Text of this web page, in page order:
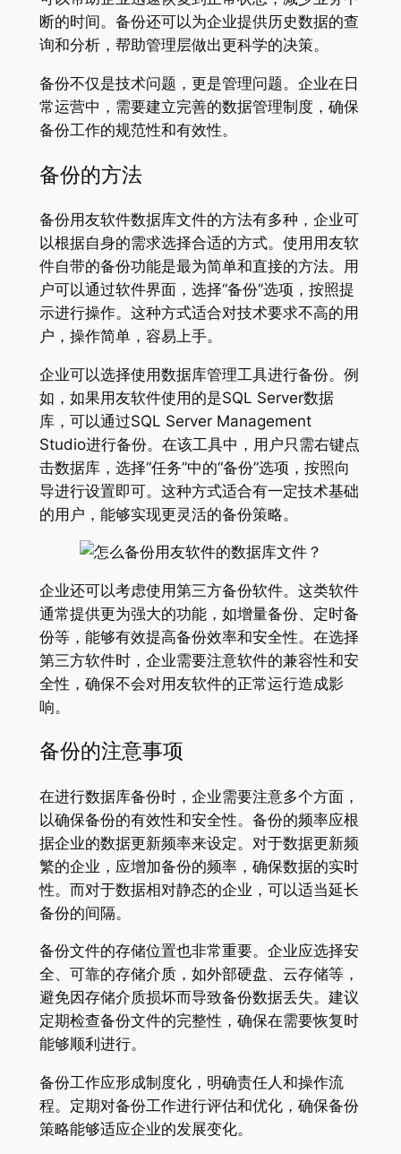
断的时间。备份还可以为企业提供历史数据的查
询和分析，帮助管理层做出更科学的决策。
备份不仅是技术问题，更是管理问题。企业在日
常运营中，需要建立完善的数据管理制度，确保
备份工作的规范性和有效性。
备份的方法
备份用友软件数据库文件的方法有多种，企业可
以根据自身的需求选择合适的方式。使用用友软
件自带的备份功能是最为简单和直接的方法。用
户可以通过软件界面，选择“备份”选项，按照提
示进行操作。这种方式适合对技术要求不高的用
户，操作简单，容易上手。
企业可以选择使用数据库管理工具进行备份。例
如，如果用友软件使用的是SQL Server数据
库，可以通过SQL Server Management
Studio进行备份。在该工具中，用户只需右键点
击数据库，选择“任务”中的“备份”选项，按照向
导进行设置即可。这种方式适合有一定技术基础
的用户，能够实现更灵活的备份策略。
企业还可以考虑使用第三方备份软件。这类软件
通常提供更为强大的功能，如增量备份、定时备
份等，能够有效提高备份效率和安全性。在选择
第三方软件时，企业需要注意软件的兼容性和安
全性，确保不会对用友软件的正常运行造成影
响。
备份的注意事项
在进行数据库备份时，企业需要注意多个方面，
以确保备份的有效性和安全性。备份的频率应根
据企业的数据更新频率来设定。对于数据更新频
繁的企业，应增加备份的频率，确保数据的实时
性。而对于数据相对静态的企业，可以适当延长
备份的间隔。
备份文件的存储位置也非常重要。企业应选择安
全、可靠的存储介质，如外部硬盘、云存储等，
避免因存储介质损坏而导致备份数据丢失。建议
定期检查备份文件的完整性，确保在需要恢复时
能够顺利进行。
备份工作应形成制度化，明确责任人和操作流
程。定期对备份工作进行评估和优化，确保备份
策略能够适应企业的发展变化。